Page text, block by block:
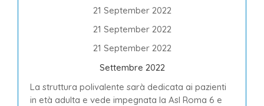
21 September 2022
21 September 2022
21 September 2022
Settembre 2022
La struttura polivalente sarà dedicata ai pazienti
in età adulta e vede impegnata la Asl Roma 6 e